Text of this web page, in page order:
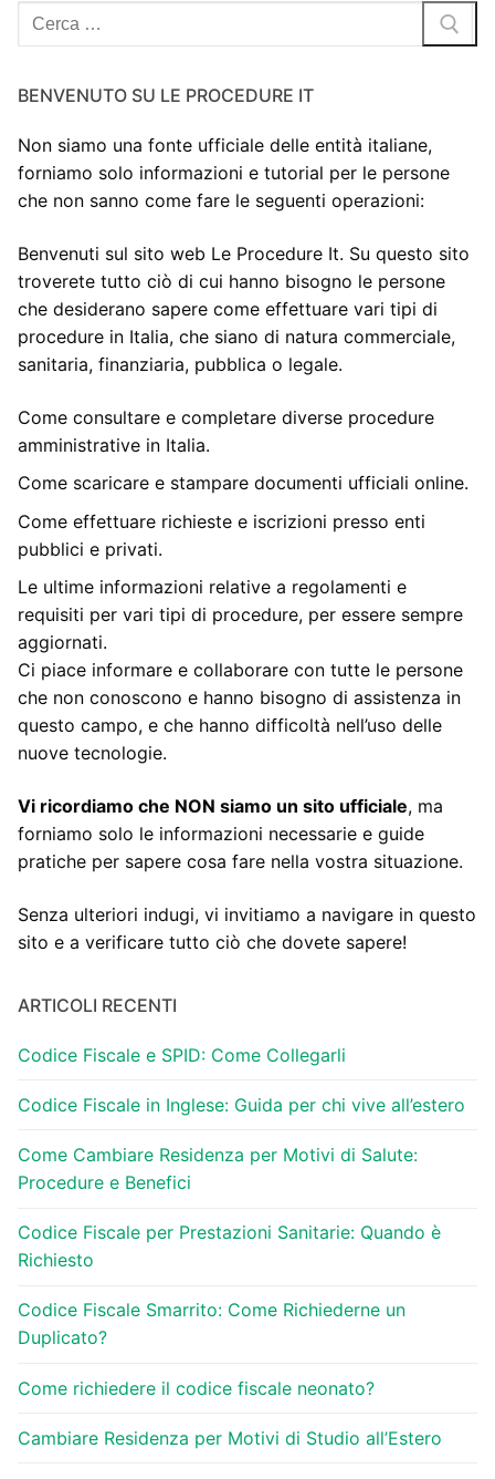
Cerca:
BENVENUTO SU LE PROCEDURE IT
Non siamo una fonte ufficiale delle entità italiane,
forniamo solo informazioni e tutorial per le persone
che non sanno come fare le seguenti operazioni:
Benvenuti sul sito web Le Procedure It. Su questo sito
troverete tutto ciò di cui hanno bisogno le persone
che desiderano sapere come effettuare vari tipi di
procedure in Italia, che siano di natura commerciale,
sanitaria, finanziaria, pubblica o legale.
Come consultare e completare diverse procedure
amministrative in Italia.
Come scaricare e stampare documenti ufficiali online.
Come effettuare richieste e iscrizioni presso enti
pubblici e privati.
Le ultime informazioni relative a regolamenti e
requisiti per vari tipi di procedure, per essere sempre
aggiornati.
Ci piace informare e collaborare con tutte le persone
che non conoscono e hanno bisogno di assistenza in
questo campo, e che hanno difficoltà nell’uso delle
nuove tecnologie.
Vi ricordiamo che NON siamo un sito ufficiale, ma
forniamo solo le informazioni necessarie e guide
pratiche per sapere cosa fare nella vostra situazione.
Senza ulteriori indugi, vi invitiamo a navigare in questo
sito e a verificare tutto ciò che dovete sapere!
ARTICOLI RECENTI
Codice Fiscale e SPID: Come Collegarli
Codice Fiscale in Inglese: Guida per chi vive all’estero
Come Cambiare Residenza per Motivi di Salute:
Procedure e Benefici
Codice Fiscale per Prestazioni Sanitarie: Quando è
Richiesto
Codice Fiscale Smarrito: Come Richiederne un
Duplicato?
Come richiedere il codice fiscale neonato?
Cambiare Residenza per Motivi di Studio all’Estero